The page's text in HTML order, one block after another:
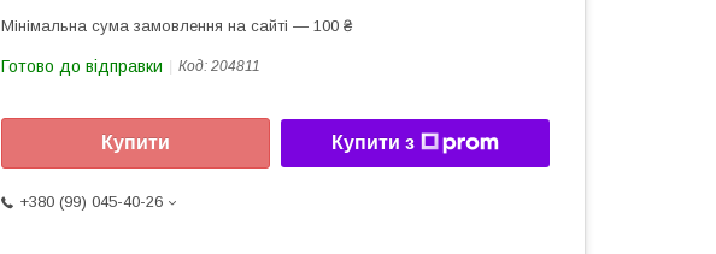
Мінімальна сума замовлення на сайті — 100 ₴
Готово до відправки Код: 204811
Купити Купити з
+380 (99) 045-40-26